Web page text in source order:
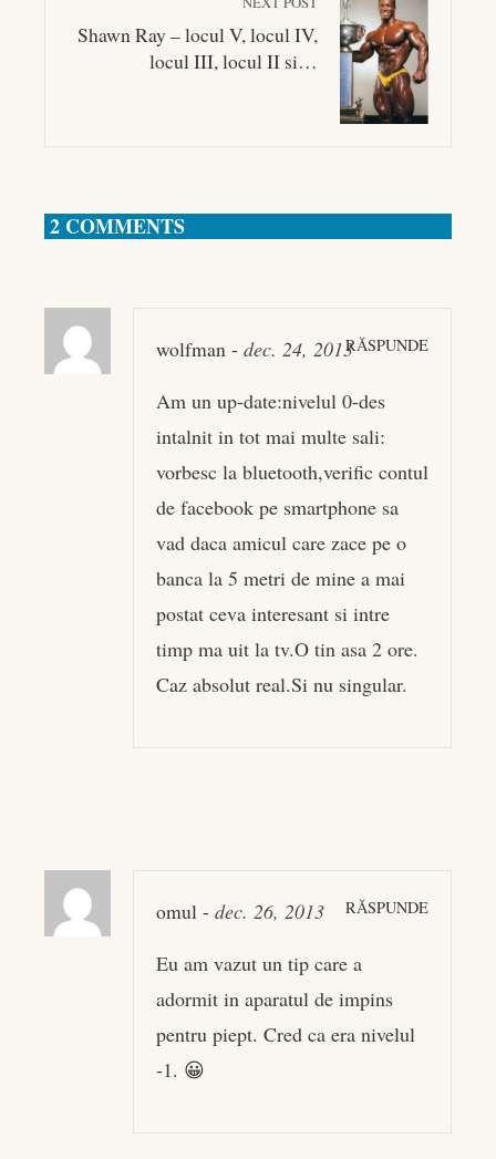
Shawn Ray – locul V, locul IV,
locul III, locul II si…
2 COMMENTS
wolfman - dec. 24, 2013RĂSPUNDE
Am un up-date:nivelul 0-des
intalnit in tot mai multe sali:
vorbesc la bluetooth,verific contul
de facebook pe smartphone sa
vad daca amicul care zace pe o
banca la 5 metri de mine a mai
postat ceva interesant si intre
timp ma uit la tv.O tin asa 2 ore.
Caz absolut real.Si nu singular.
omul - dec. 26, 2013 RĂSPUNDE
Eu am vazut un tip care a
adormit in aparatul de impins
pentru piept. Cred ca era nivelul
-1. 😀